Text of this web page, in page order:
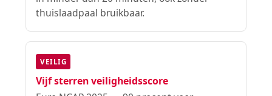
thuislaadpaal bruikbaar.
VEILIG
Vijf sterren veiligheidsscore